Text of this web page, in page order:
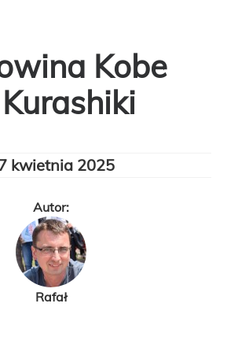
Kobe
kwietnia 2025
Autor:
Rafał